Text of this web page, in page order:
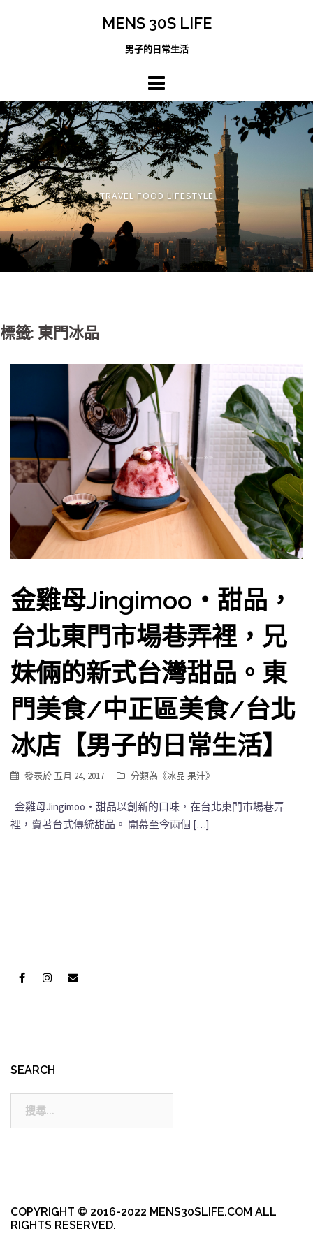
MENS 30S LIFE
男子的日常生活
TRAVEL FOOD LIFESTYLE
標籤: 東門冰品
金雞母Jingimoo・甜品，
台北東門市場巷弄裡，兄
妹倆的新式台灣甜品。東
門美食/中正區美食/台北
冰店【男子的日常生活】
發表於 五月 24, 2017 分類為《冰品 果汁》
金雞母Jingimoo・甜品以創新的口味，在台北東門市場巷弄
裡，賣著台式傳統甜品。 開幕至今兩個 […]
SEARCH
COPYRIGHT © 2016-2022 MENS30SLIFE.COM ALL
RIGHTS RESERVED.